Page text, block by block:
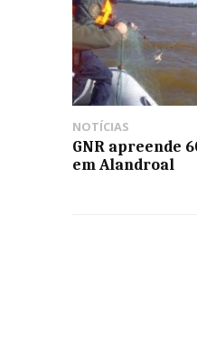
NOTÍCIAS
GNR apreende
em Alandroal